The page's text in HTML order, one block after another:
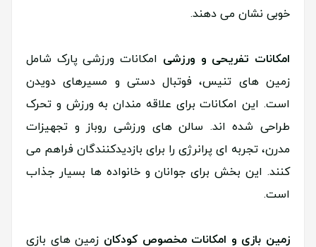
خوبی نشان می دهند.
امکانات تفریحی و ورزشی امکانات ورزشی پارک شامل
زمین های تنیس، فوتبال دستی و مسیرهای دویدن
است. این امکانات برای علاقه مندان به ورزش و تحرک
طراحی شده اند. سالن های ورزشی روباز و تجهیزات
مدرن، تجربه ای پرانرژی را برای بازدیدکنندگان فراهم می
کنند. این بخش برای جوانان و خانواده ها بسیار جذاب
است.
زمین بازی و امکانات مخصوص کودکان زمین های بازی